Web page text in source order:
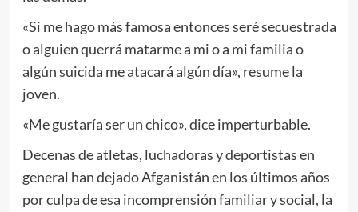
«Si me hago más famosa entonces seré secuestrada
o alguien querrá matarme a mi o a mi familia o
algún suicida me atacará algún día», resume la
joven.
«Me gustaría ser un chico», dice imperturbable.
Decenas de atletas, luchadoras y deportistas en
general han dejado Afganistán en los últimos años
por culpa de esa incomprensión familiar y social, la